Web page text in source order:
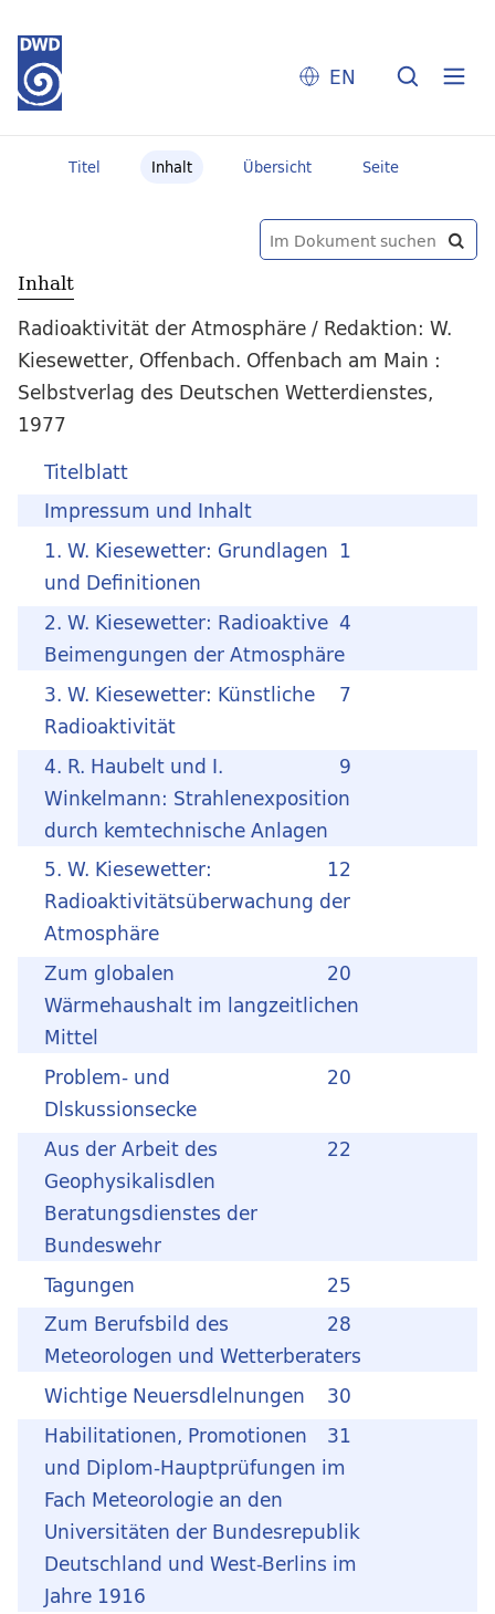
EN
Titel Inhalt Übersicht Seite
Inhalt
Radioaktivität der Atmosphäre / Redaktion: W.
Kiesewetter, Offenbach. Offenbach am Main :
Selbstverlag des Deutschen Wetterdienstes,
1977
Titelblatt
Impressum und Inhalt
1
1. W. Kiesewetter: Grundlagen
und Definitionen
4
2. W. Kiesewetter: Radioaktive
Beimengungen der Atmosphäre
7
3. W. Kiesewetter: Künstliche
Radioaktivität
9
4. R. Haubelt und I.
Winkelmann: Strahlenexposition
durch kemtechnische Anlagen
12
5. W. Kiesewetter:
Radioaktivitätsüberwachung der
Atmosphäre
20
Zum globalen
Wärmehaushalt im langzeitlichen
Mittel
20
Problem- und
Dlskussionsecke
22
Aus der Arbeit des
Geophysikalisdlen
Beratungsdienstes der
Bundeswehr
25
Tagungen
28
Zum Berufsbild des
Meteorologen und Wetterberaters
30
Wichtige Neuersdlelnungen
31
Habilitationen, Promotionen
und Diplom-Hauptprüfungen im
Fach Meteorologie an den
Universitäten der Bundesrepublik
Deutschland und West-Berlins im
Jahre 1916